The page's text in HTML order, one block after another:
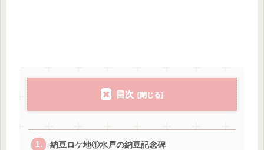
目次
納豆ロケ地①水戸の納豆記念碑